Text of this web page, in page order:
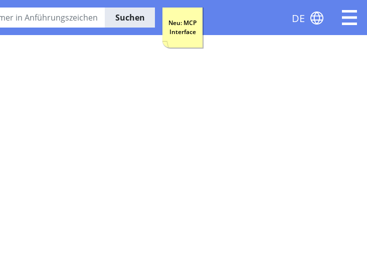
Suchen
Neu: MCP
Interface
DE